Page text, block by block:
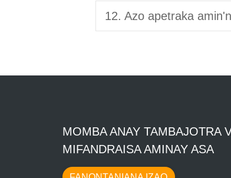
12. Azo apetraka
MOMBA ANAY TAMBAJOTRA
MIFANDRAISA AMINAY ASA